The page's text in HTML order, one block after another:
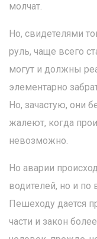
молчат.
Но, свидетелями
руль, чаще всего
могут и должны
элементарно
Но, зачастую, они
жалеют, когда
невозможно.
Но аварии
водителей, но и
Пешеходу дается
части и закон